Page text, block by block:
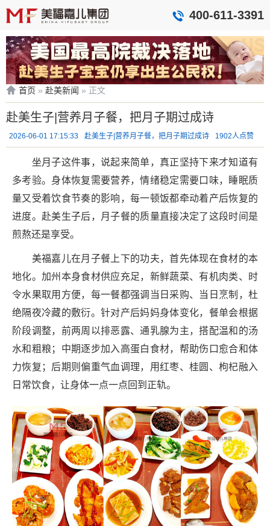
400-611-3391
首页 » 赴美新闻 » 正文
赴美生子|营养月子餐，把月子期过成诗
2026-06-01 17:15:33 赴美生子|营养月子餐，把月子期过成诗 1902人点赞
坐月子这件事，说起来简单，真正坚持下来才知道有
多考验。身体恢复需要营养，情绪稳定需要口味，睡眠质
量又受着饮食节奏的影响，每一顿饭都牵动着产后恢复的
进度。赴美生子后，月子餐的质量直接决定了这段时间是
煎熬还是享受。
美福嘉儿在月子餐上下的功夫，首先体现在食材的本
地化。加州本身食材供应充足，新鲜蔬菜、有机肉类、时
令水果取用方便，每一餐都强调当日采购、当日烹制，杜
绝隔夜冷藏的敷衍。针对产后妈妈身体变化，餐单会根据
阶段调整，前两周以排恶露、通乳腺为主，搭配温和的汤
水和粗粮；中期逐步加入高蛋白食材，帮助伤口愈合和体
力恢复；后期则偏重气血调理，用红枣、桂圆、枸杞融入
日常饮食，让身体一点一点回到正轨。